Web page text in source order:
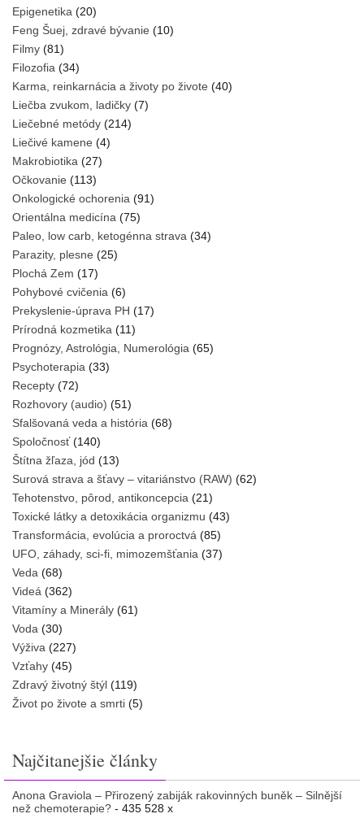
Epigenetika (20)
Feng Šuej, zdravé bývanie (10)
Filmy (81)
Filozofia (34)
Karma, reinkarnácia a životy po živote (40)
Liečba zvukom, ladičky (7)
Liečebné metódy (214)
Liečivé kamene (4)
Makrobiotika (27)
Očkovanie (113)
Onkologické ochorenia (91)
Orientálna medicína (75)
Paleo, low carb, ketogénna strava (34)
Parazity, plesne (25)
Plochá Zem (17)
Pohybové cvičenia (6)
Prekyslenie-úprava PH (17)
Prírodná kozmetika (11)
Prognózy, Astrológia, Numerológia (65)
Psychoterapia (33)
Recepty (72)
Rozhovory (audio) (51)
Sfalšovaná veda a história (68)
Spoločnosť(140)
Štítna žľaza, jód (13)
Surová strava a šťavy – vitariánstvo (RAW) (62)
Tehotenstvo, pôrod, antikoncepcia (21)
Toxické látky a detoxikácia organizmu (43)
Transformácia, evolúcia a proroctvá (85)
UFO, záhady, sci-fi, mimozemšťania (37)
Veda (68)
Videá (362)
Vitamíny a Minerály (61)
Voda (30)
Výživa (227)
Vzťahy (45)
Zdravý životný štýl (119)
Život po živote a smrti (5)
Najčitanejšie články
Anona Graviola – Přirozený zabiják rakovinných buněk – Silnější
než chemoterapie? - 435 528 x